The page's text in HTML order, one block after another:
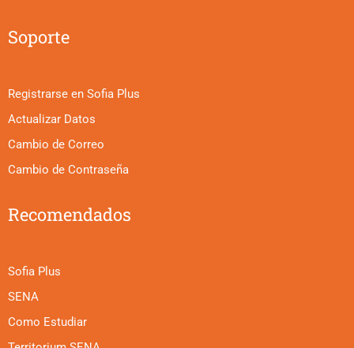
Soporte
Registrarse en Sofia Plus
Actualizar Datos
Cambio de Correo
Cambio de Contraseña
Recomendados
Sofia Plus
SENA
Como Estudiar